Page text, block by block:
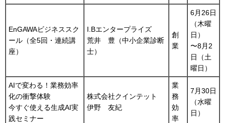
EnGAWAビジネススク
ール（全5回・連続講
座）
I.Bエンタープライズ
荒井 豊（中小企業診断
士）
創
業
6月26日
（木曜
日）
〜8月2
日（土
曜日）
AIで変わる！業務効率
化の衝撃体験
今すぐ使える生成AI実
践セミナー
株式会社クインテット
伊野 友紀
業
務
効
率
7月30日
（水曜
日）